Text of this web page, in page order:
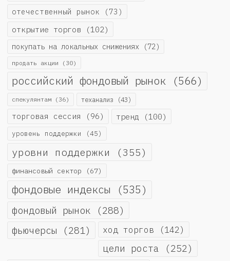
отечественный рынок (73)
открытие торгов (102)
покупать на локальных снижениях (72)
продать акции (30)
российский фондовый рынок (566)
спекулянтам (36) теханализ (43)
торговая сессия (96) тренд (100)
уровень поддержки (45)
уровни поддержки (355)
финансовый сектор (67)
фондовые индексы (535)
фондовый рынок (288)
фьючерсы (281) ход торгов (142)
цели роста (252)